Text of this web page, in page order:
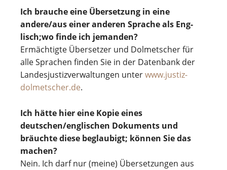
Ich brau­che eine Über­set­zung in eine
andere/aus einer ande­ren Spra­che als Eng­
lisch;wo finde ich jemanden?
Ermäch­tigte Über­set­zer und Dol­met­scher für
alle Spra­chen fin­den Sie in der Daten­bank der
Lan­des­jus­tiz­ver­wal­tun­gen unterwww.justiz-
dolmetscher.de.
Ich hätte hier eine Kopie eines
deutschen/englischen Doku­ments und
bräuchte diese beglau­bigt; kön­nen Sie das
machen?
Nein. Ich darf nur (meine) Über­set­zun­gen aus